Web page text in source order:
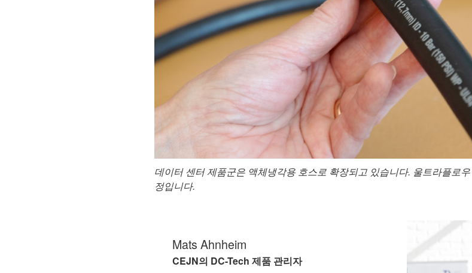
데이터 센터 제품군은 액체냉각용 호스로 확장되고 있습니다. 울트라플로우
정입니다.
Mats Ahnheim
CEJN의 DC-Tech 제품 관리자